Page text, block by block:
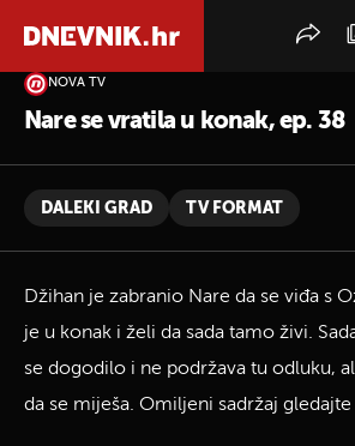
NOVA TV
Nare se vratila u konak, ep. 38
DALEKI GRAD TV FORMAT
Džihan je zabranio Nare da se viđa s
je u konak i želi da sada tamo živi.
se dogodilo i ne podržava tu odluku,
da se miješa. Omiljeni sadržaj
PRETRAŽITE VIJESTI